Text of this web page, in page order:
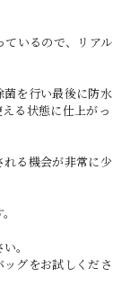
いるので、リアル
菌を行い最後に防水
る状態に仕上がっ
る機会が非常に少
。
グをお試しくださ